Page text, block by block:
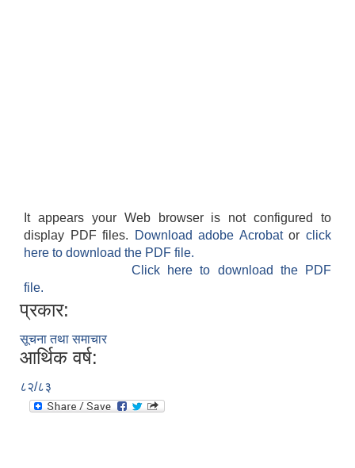
It appears your Web browser is not configured to
display PDF files.
Download adobe Acrobatorclick
here to download the PDF file.
Click here to download the PDF
file.
प्रकार:
सूचना तथा समाचार
आर्थिक वर्ष:
८२/८३